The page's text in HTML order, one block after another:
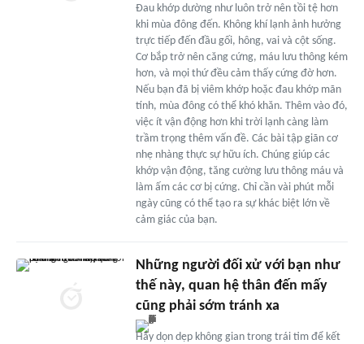
Đau khớp dường như luôn trở nên tồi tệ hơn
khi mùa đông đến. Không khí lạnh ảnh hưởng
trực tiếp đến đầu gối, hông, vai và cột sống.
Cơ bắp trở nên căng cứng, máu lưu thông kém
hơn, và mọi thứ đều cảm thấy cứng đờ hơn.
Nếu bạn đã bị viêm khớp hoặc đau khớp mãn
tính, mùa đông có thể khó khăn. Thêm vào đó,
việc ít vận động hơn khi trời lạnh càng làm
trầm trọng thêm vấn đề. Các bài tập giãn cơ
nhẹ nhàng thực sự hữu ích. Chúng giúp các
khớp vận động, tăng cường lưu thông máu và
làm ấm các cơ bị cứng. Chỉ cần vài phút mỗi
ngày cũng có thể tạo ra sự khác biệt lớn về
cảm giác của bạn.
Những người đối xử với bạn như
thế này, quan hệ thân đến mấy
cũng phải sớm tránh xa
Hãy dọn dẹp không gian trong trái tim để kết